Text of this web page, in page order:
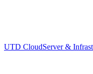
UTD CloudServer &